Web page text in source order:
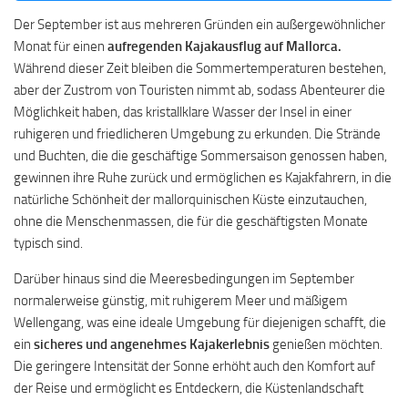
Der September ist aus mehreren Gründen ein außergewöhnlicher
Monat für einen aufregenden Kajakausflug auf Mallorca.
Während dieser Zeit bleiben die Sommertemperaturen bestehen,
aber der Zustrom von Touristen nimmt ab, sodass Abenteurer die
Möglichkeit haben, das kristallklare Wasser der Insel in einer
ruhigeren und friedlicheren Umgebung zu erkunden. Die Strände
und Buchten, die die geschäftige Sommersaison genossen haben,
gewinnen ihre Ruhe zurück und ermöglichen es Kajakfahrern, in die
natürliche Schönheit der mallorquinischen Küste einzutauchen,
ohne die Menschenmassen, die für die geschäftigsten Monate
typisch sind.
Darüber hinaus sind die Meeresbedingungen im September
normalerweise günstig, mit ruhigerem Meer und mäßigem
Wellengang, was eine ideale Umgebung für diejenigen schafft, die
ein sicheres und angenehmes Kajakerlebnis genießen möchten.
Die geringere Intensität der Sonne erhöht auch den Komfort auf
der Reise und ermöglicht es Entdeckern, die Küstenlandschaft